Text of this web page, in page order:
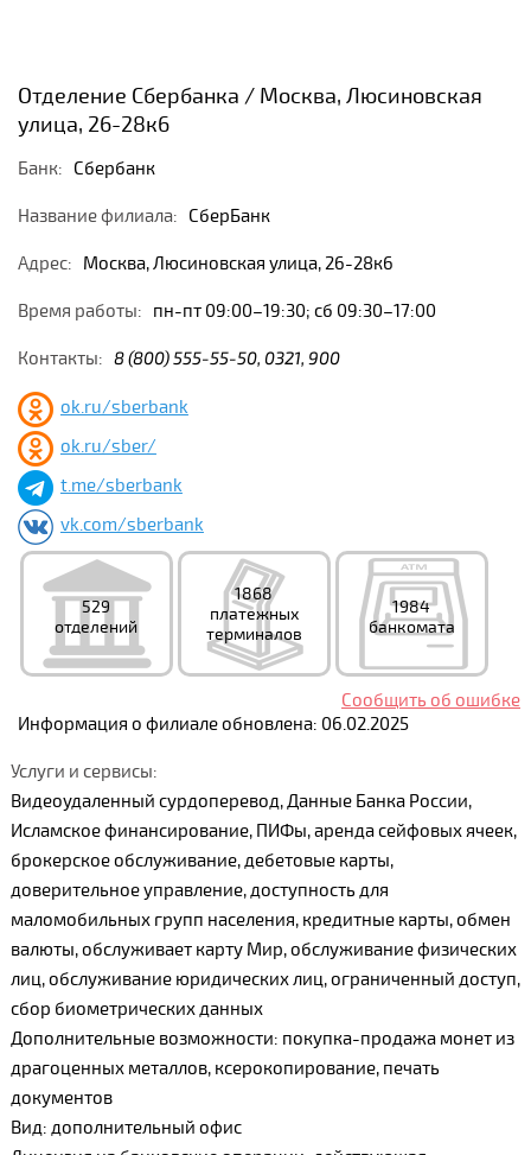
Отделение Сбербанка / Москва, Люсиновская
улица, 26-28к6
Банк: Сбербанк
Название филиала: СберБанк
Адрес: Москва, Люсиновская улица, 26-28к6
Время работы: пн-пт 09:00–19:30; сб 09:30–17:00
Контакты: 8 (800) 555-55-50, 0321, 900
ok.ru/sberbank
ok.ru/sber/
t.me/sberbank
vk.com/sberbank
529
отделений
1868
платежных
терминалов
1984
банкомата
Сообщить об ошибке
Информация о филиале обновлена: 06.02.2025
Услуги и сервисы:
Видеоудаленный сурдоперевод, Данные Банка России,
Исламское финансирование, ПИФы, аренда сейфовых ячеек,
брокерское обслуживание, дебетовые карты,
доверительное управление, доступность для
маломобильных групп населения, кредитные карты, обмен
валюты, обслуживает карту Мир, обслуживание физических
лиц, обслуживание юридических лиц, ограниченный доступ,
сбор биометрических данных
Дополнительные возможности: покупка-продажа монет из
драгоценных металлов, ксерокопирование, печать
документов
Вид: дополнительный офис